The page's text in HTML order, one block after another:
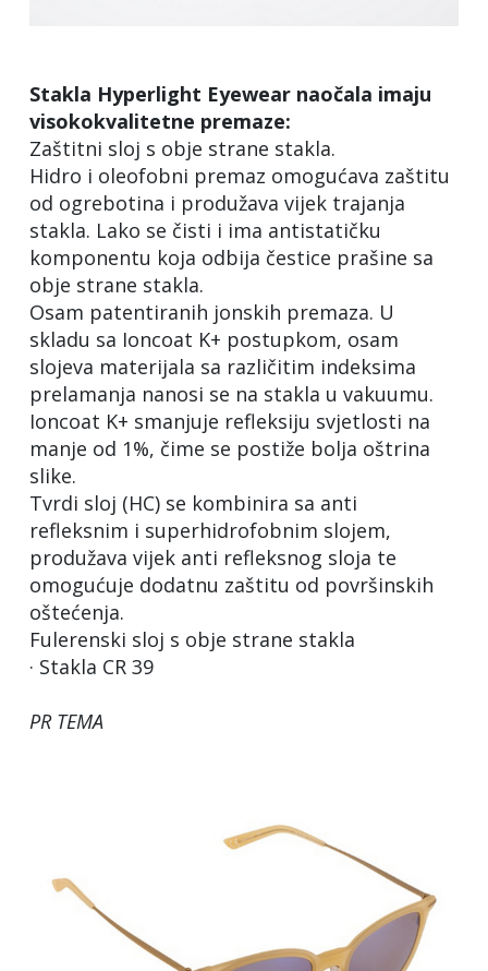
Stakla Hyperlight Eyewear naočala imaju
visokokvalitetne premaze:
Zaštitni sloj s obje strane stakla.
Hidro i oleofobni premaz omogućava zaštitu
od ogrebotina i produžava vijek trajanja
stakla. Lako se čisti i ima antistatičku
komponentu koja odbija čestice prašine sa
obje strane stakla.
Osam patentiranih jonskih premaza. U
skladu sa Ioncoat K+ postupkom, osam
slojeva materijala sa različitim indeksima
prelamanja nanosi se na stakla u vakuumu.
Ioncoat K+ smanjuje refleksiju svjetlosti na
manje od 1%, čime se postiže bolja oštrina
slike.
Tvrdi sloj (HC) se kombinira sa anti
refleksnim i superhidrofobnim slojem,
produžava vijek anti refleksnog sloja te
omogućuje dodatnu zaštitu od površinskih
oštećenja.
Fulerenski sloj s obje strane stakla
· Stakla CR 39
PR TEMA